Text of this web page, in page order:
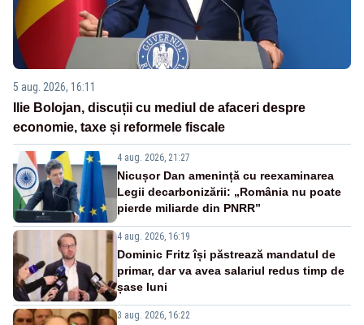
5 aug. 2026, 16:11
Ilie Bolojan, discuții cu mediul de afaceri despre
economie, taxe și reformele fiscale
4 aug. 2026, 21:27
Nicușor Dan amenință cu reexaminarea
Legii decarbonizării: „România nu poate
pierde miliarde din PNRR”
4 aug. 2026, 16:19
Dominic Fritz își păstrează mandatul de
primar, dar va avea salariul redus timp de
șase luni
3 aug. 2026, 16:22